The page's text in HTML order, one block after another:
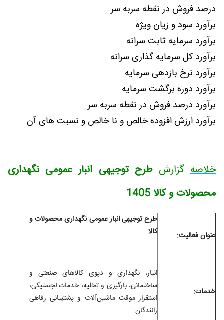
درصد فروش در نقطه سربه سر
برآورد سود و زیان ویژه
برآورد سرمایه ثابت سرانه
برآورد کل سرمایه گذاری سرانه
برآورد نرخ بازدهی سرمایه
برآورد دوره برگشت سرمایه
برآورد درصد فروش در نقطه سربه سر
برآورد ارزش افزوده خالص و نا خالص و نسبت های آن
خلاصهگزارشطرح توجیهی انبار عمومی نگهداری
محصولات و کالا 1405
عنوان فعاليت:
طرح توجیهی انبار عمومی نگهداری محصولات و
کالا
خدمات:
انبار، نگهداری و دپوی کالاهای صنعتی و
ساختمانی، بارگیری و تخلیه، خدمات لجستیکی،
استقرار موقت ماشین‌آلات و پشتیبانی رفاهی
رانندگان